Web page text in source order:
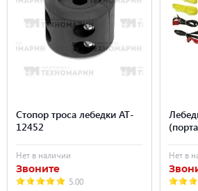
Стопор троса лебедки AT-
12452
Нет в наличии
Звоните
5.00
Нет в